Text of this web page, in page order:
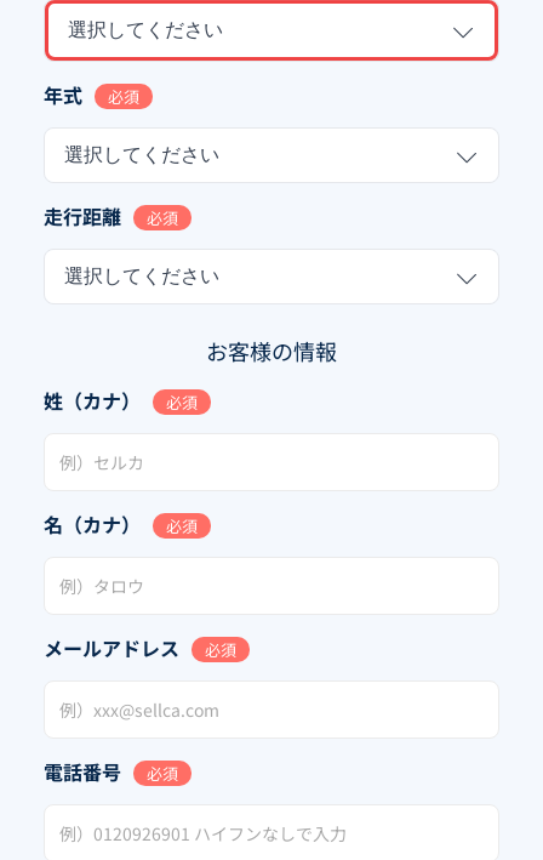
選択してください
年式 必須
選択してください
走行距離 必須
選択してください
お客様の情報
姓（カナ） 必須
名（カナ） 必須
メールアドレス 必須
電話番号 必須